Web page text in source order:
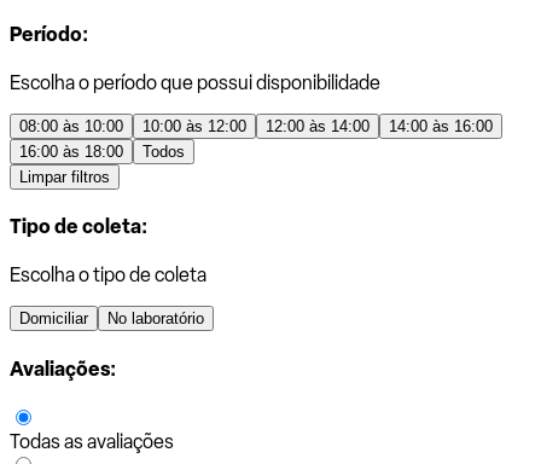
Período:
Escolha o período que possui disponibilidade
08:00 às 10:00 10:00 às 12:00 12:00 às 14:00
14:00 às 16:00
16:00 às 18:00
Todos
Limpar filtros
Tipo de coleta:
Escolha o tipo de coleta
Domiciliar No laboratório
Avaliações:
Todas as avaliações